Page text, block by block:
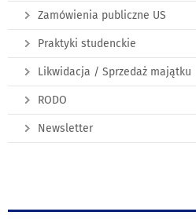
Zamówienia publiczne US
Praktyki studenckie
Likwidacja / Sprzedaż majątku
RODO
Newsletter